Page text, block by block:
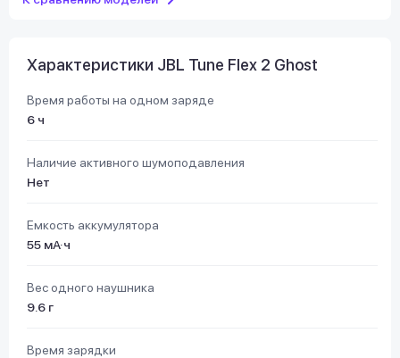
Характеристики JBL Tune Flex 2 Ghost
Время работы на одном заряде
6 ч
Наличие активного шумоподавления
Нет
Емкость аккумулятора
55 мА·ч
Вес одного наушника
9.6 г
Время зарядки